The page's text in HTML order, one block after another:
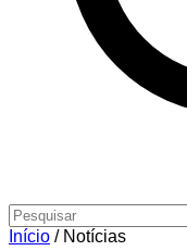
Início / Notícias